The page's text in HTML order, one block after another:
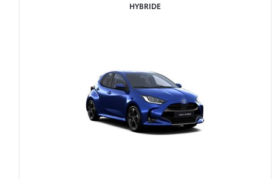
HYBRIDE